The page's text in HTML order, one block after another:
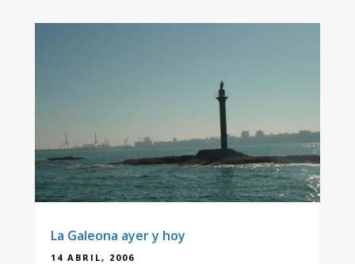
La Galeona ayer y hoy
14 ABRIL, 2006